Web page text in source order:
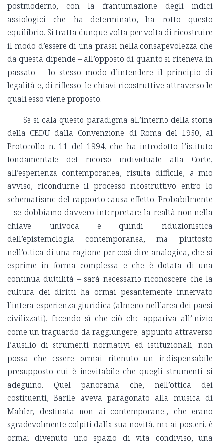
postmoderno, con la frantumazione degli indici
assiologici che ha determinato, ha rotto questo
equilibrio. Si tratta dunque volta per volta di ricostruire
il modo d’essere di una prassi nella consapevolezza che
da questa dipende – all’opposto di quanto si riteneva in
passato – lo stesso modo d’intendere il principio di
legalità e, di riflesso, le chiavi ricostruttive attraverso le
quali esso viene proposto.
Se si cala questo paradigma all’interno della storia
della CEDU dalla Convenzione di Roma del 1950, al
Protocollo n. 11 del 1994, che ha introdotto l’istituto
fondamentale del ricorso individuale alla Corte,
all’esperienza contemporanea, risulta difficile, a mio
avviso, ricondurne il processo ricostruttivo entro lo
schematismo del rapporto causa-effetto. Probabilmente
– se dobbiamo davvero interpretare la realtà non nella
chiave univoca e quindi riduzionistica
dell’epistemologia contemporanea, ma piuttosto
nell’ottica di una ragione per così dire analogica, che si
esprime in forma complessa e che è dotata di una
continua duttilità – sarà necessario riconoscere che la
cultura dei diritti ha ormai pesantemente innervato
l’intera esperienza giuridica (almeno nell’area dei paesi
civilizzati), facendo sì che ciò che appariva all’inizio
come un traguardo da raggiungere, appunto attraverso
l’ausilio di strumenti normativi ed istituzionali, non
possa che essere ormai ritenuto un indispensabile
presupposto cui è inevitabile che quegli strumenti si
adeguino. Quel panorama che, nell’ottica dei
costituenti, Barile aveva paragonato alla musica di
Mahler, destinata non ai contemporanei, che erano
sgradevolmente colpiti dalla sua novità, ma ai posteri, è
ormai divenuto uno spazio di vita condiviso, una